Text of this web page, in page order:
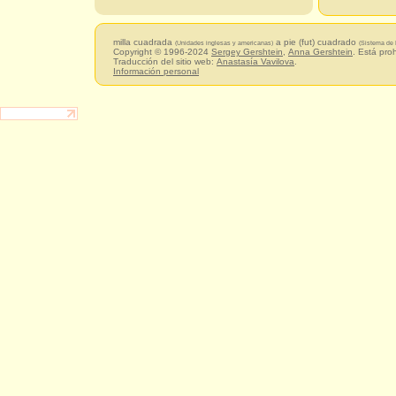
milla cuadrada (Unidades inglesas y americanas) a pie (fut) cuadrado (Sistema de
Copyright © 1996-2024 Sergey Gershtein Anna Gershtein . Está
Traducción del sitio web: Anastasía Vavilova
Información personal